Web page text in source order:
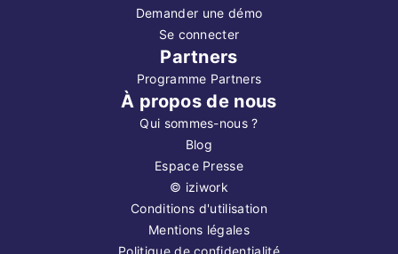
Demander une démo
Se connecter
Partners
Programme Partners
À propos de nous
Qui sommes-nous ?
Blog
Espace Presse
© iziwork
Conditions d'utilisation
Mentions légales
Politique de confidentialité